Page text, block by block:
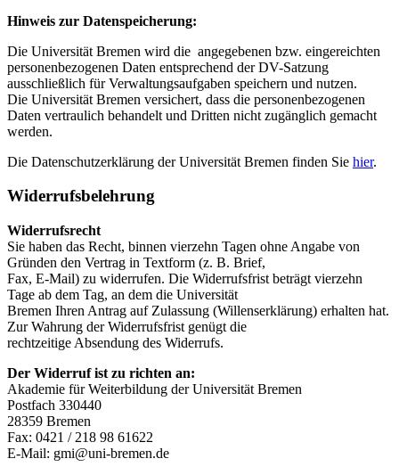
Hinweis zur Datenspeicherung:
Die Universität Bremen wird die angegebenen bzw. eingereichten
personenbezogenen Daten entsprechend der DV-Satzung
ausschließlich für Verwaltungsaufgaben speichern und nutzen.
Die Universität Bremen versichert, dass die personenbezogenen
Daten vertraulich behandelt und Dritten nicht zugänglich gemacht
werden.
Die Datenschutzerklärung der Universität Bremen finden Sie hier.
Widerrufsbelehrung
Widerrufsrecht
Sie haben das Recht, binnen vierzehn Tagen ohne Angabe von
Gründen den Vertrag in Textform (z. B. Brief,
Fax, E-Mail) zu widerrufen. Die Widerrufsfrist beträgt vierzehn
Tage ab dem Tag, an dem die Universität
Bremen Ihren Antrag auf Zulassung (Willenserklärung) erhalten hat.
Zur Wahrung der Widerrufsfrist genügt die
rechtzeitige Absendung des Widerrufs.
Der Widerruf ist zu richten an:
Akademie für Weiterbildung der Universität Bremen
Postfach 330440
28359 Bremen
Fax: 0421 / 218 98 61622
E-Mail: gmi@uni-bremen.de